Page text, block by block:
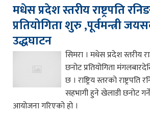
मधेस प्रदेश स्तरीय राष्ट्रपति
प्रतियोगिता शुरु ,पूर्वमन्त्री
उद्धघाटन
सिमरा । मधेस प्रदेश स्तरीय
छनोट प्रतियोगिता
छ । राष्ट्रिय स्तरको राष्ट्रपति
सहभागी हुने खेलाडी छनोट गर्ने
आयोजना गरिएको हो ।